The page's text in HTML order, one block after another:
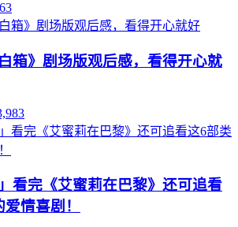
箱》剧场版观后感，看得开心就
看完《艾蜜莉在巴黎》还可追看
情喜剧！